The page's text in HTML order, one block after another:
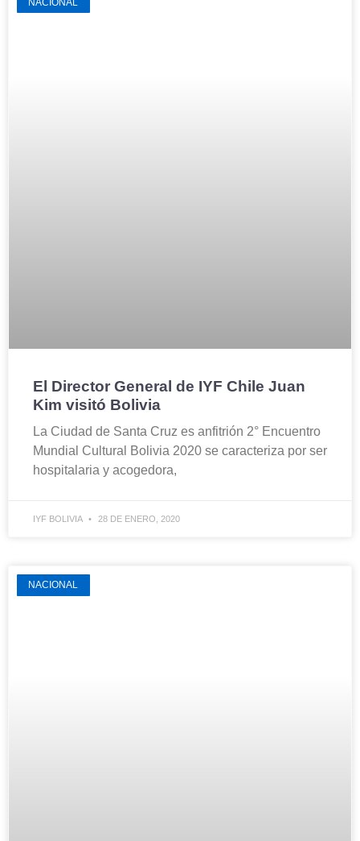
NACIONAL
El Director General de IYF Chile Juan
Kim visitó Bolivia
La Ciudad de Santa Cruz es anfitrión 2° Encuentro
Mundial Cultural Bolivia 2020 se caracteriza por ser
hospitalaria y acogedora,
IYF BOLIVIA 28 DE ENERO, 2020
NACIONAL